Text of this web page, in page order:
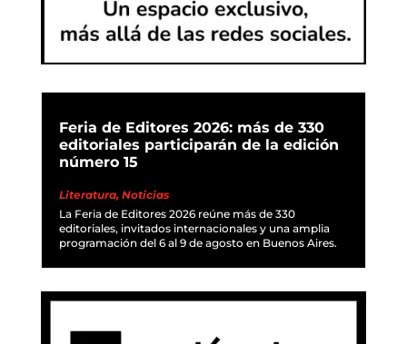
Feria de Editores 2026: más de 330
editoriales participarán de la edición
número 15
Literatura, Noticias
La Feria de Editores 2026 reúne más de 330
editoriales, invitados internacionales y una amplia
programación del 6 al 9 de agosto en Buenos Aires.